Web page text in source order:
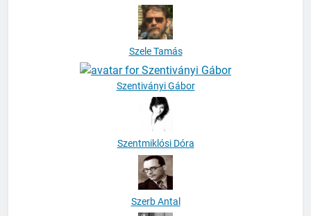
Szele Tamás
Szentiványi Gábor
Szentmiklósi Dóra
Szerb Antal